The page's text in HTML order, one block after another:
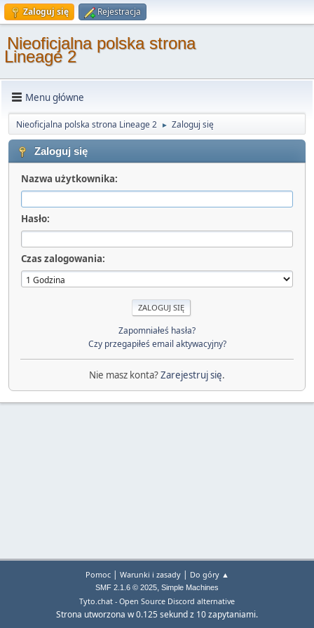
Zaloguj się Rejestracja
Nieoficjalna polska strona
Lineage 2
Menu główne
Nieoficjalna polska strona Lineage 2 ► Zaloguj się
Zaloguj się
Nazwa użytkownika:
Hasło:
Czas zalogowania:
Zapomniałeś hasła?
Czy przegapiłeś email aktywacyjny?
Nie masz konta?Zarejestruj się.
Pomoc| Warunki i zasady| Do góry ▲
SMF 2.1.6 © 2025, Simple Machines
Tyto.chat - Open Source Discord alternative
Strona utworzona w 0.125 sekund z 10 zapytaniami.